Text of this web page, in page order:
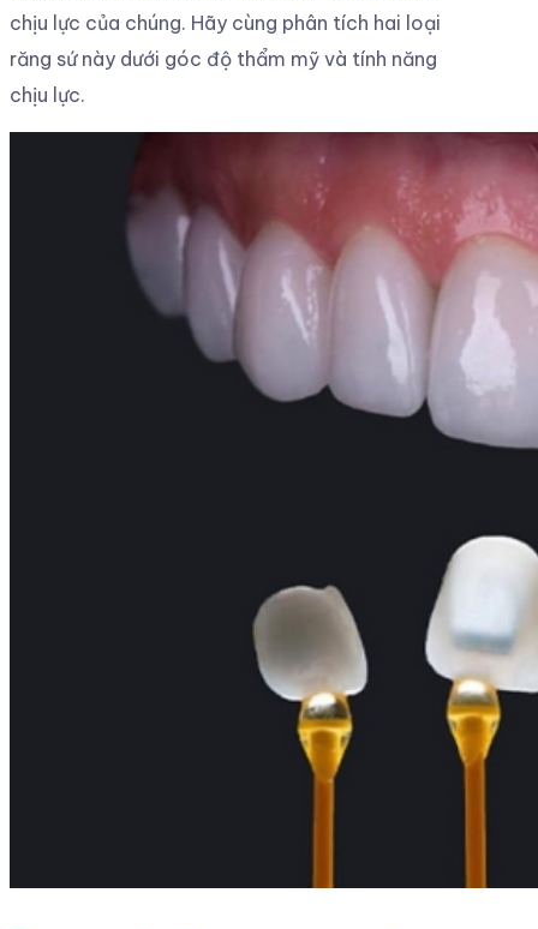
chịu lực của chúng. Hãy cùng phân tích hai loại
răng sứ này dưới góc độ thẩm mỹ và tính năng
chịu lực.